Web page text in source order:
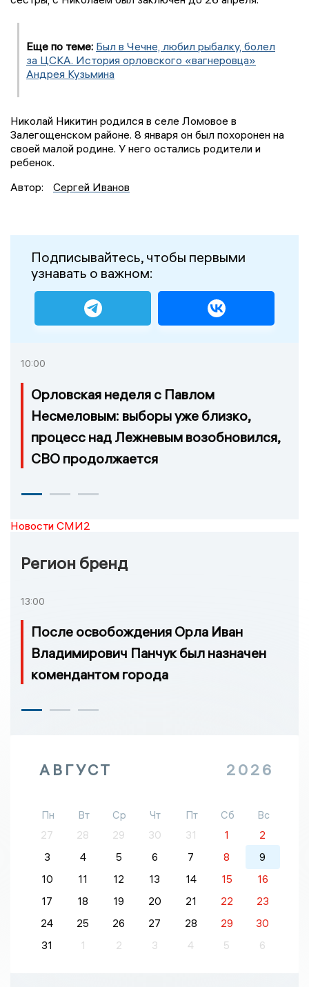
Еще по теме: Был в Чечне, любил рыбалку, болел
за ЦСКА. История орловского «вагнеровца»
Андрея Кузьмина
Николай Никитин родился в селе Ломовое в
Залегощенском районе. 8 января он был похоронен на
своей малой родине. У него остались родители и
ребенок.
Автор:
Сергей Иванов
Подписывайтесь, чтобы первыми
узнавать о важном:
10:00
Орловская неделя с Павлом
Несмеловым: выборы уже близко,
процесс над Лежневым возобновился,
СВО продолжается
Новости СМИ2
Регион бренд
13:00
После освобождения Орла Иван
Владимирович Панчук был назначен
комендантом города
АВГУСТ 2026
Пн Вт Ср Чт Пт Сб
Вс
27
28 29 30 31 1
2
3
4 5 6 7 8
9
10
11 12 13 14 15
16
17
18 19 20 21 22
23
24
25 26 27 28 29
30
31
1 2 3 4 5 6